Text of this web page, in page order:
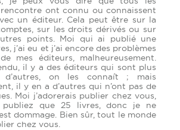
ont connu ou connaissent
un éditeur. Cela peut être sur la
sur les droits dérivés ou sur
points. Moi qui ai publié une
j’ai eu et j’ai encore des problèmes
mes éditeurs, malheureusement.
il y a des éditeurs qui sont plus
d’autres, on les connaît ; mais
il y en a d’autres qui n’ont pas de
Moi j’adorerais publier chez vous,
publiez que 25 livres, donc je ne
dommage. Bien sûr, tout le monde
chez vous.